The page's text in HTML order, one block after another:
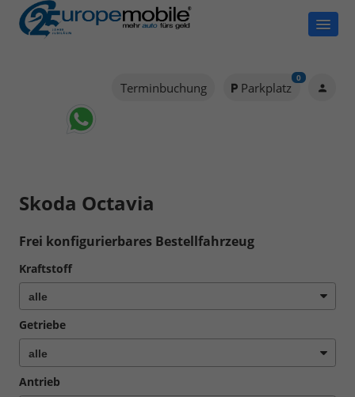
Terminbuchung Parkplatz
0
Skoda Octavia
Frei konfigurierbares Bestellfahrzeug
Kraftstoff
Getriebe
Antrieb